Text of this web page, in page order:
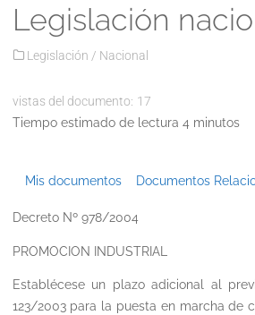
Legislación
Legislación / Nacional
vistas del documento: 17
Tiempo estimado de lectura 4 minutos
Mis documentos Documentos
Decreto Nº 978/2004
PROMOCION INDUSTRIAL
Establécese un plazo adicional al
123/2003 para la puesta en marcha de